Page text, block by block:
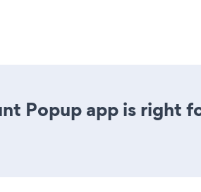
Popup app is right